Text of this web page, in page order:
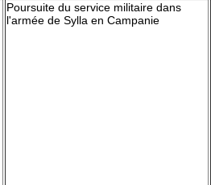
Poursuite du service militaire dans
l'armée de Sylla en Campanie